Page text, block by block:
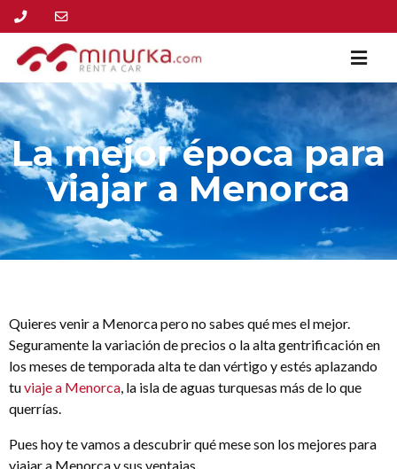
La mejor época para
viajar a Menorca
Quieres venir a Menorca pero no sabes qué mes el mejor.
Seguramente la variación de precios o la alta gentrificación en
los meses de temporada alta te dan vértigo y estés aplazando
tuviaje a Menorca, la isla de aguas turquesas más de lo que
querrías.
Pues hoy te vamos a descubrir qué mese son los mejores para
viajar a Menorca y sus ventajas.